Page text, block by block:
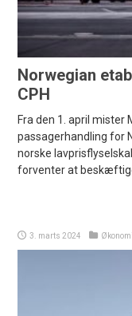
Norwegian
CPH
Fra den 1. april
passagerhandling for
norske
forventer at
3. marts 2024 Økonomi